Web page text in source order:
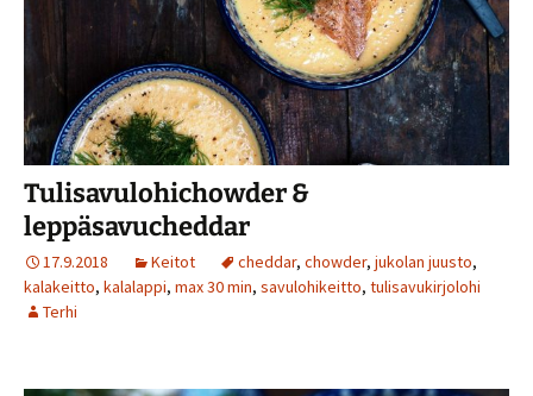
Tulisavulohichowder &
leppäsavucheddar
17.9.2018 Keitot cheddar, chowder, jukolan juusto,
kalakeitto, kalalappi, max 30 min, savulohikeitto, tulisavukirjolohi
Terhi